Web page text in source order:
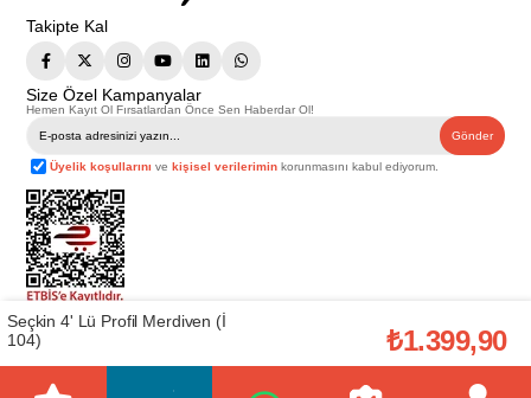
Takipte Kal
Size Özel Kampanyalar
Hemen Kayıt Ol Fırsatlardan Önce Sen Haberdar Ol!
Gönder
Üyelik koşullarını vekişisel verilerimin korunmasını kabul ediyorum.
Telif Hakkı © 2026Afeks Yapı Market
. Tüm hakları saklıdır.
Bu web sitesindeki tüm ürünler ticari amaçlıdır. Web sitemizde yer alan
görsel ve yazılı içerikler firmamıza ait olup, firmamızın yazılı izni alınmadan
başka yerlerde kullanılamaz. İçeriklerin izin alınmadan kopyalanması ve
Seçkin 4' Lü Profil Merdiven (İ
104)
₺1.399,90